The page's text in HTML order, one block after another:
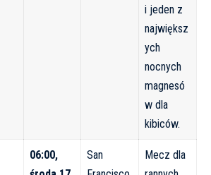
i jeden z
największ
ych
nocnych
magnesó
w dla
kibiców.
06:00,
San
Mecz dla